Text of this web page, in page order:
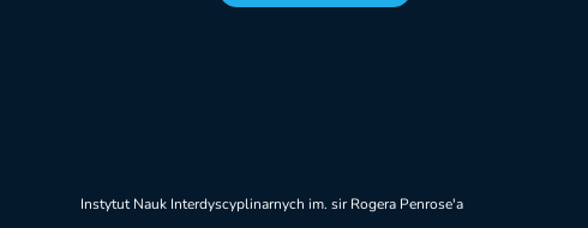
Instytut Nauk Interdyscyplinarnych im. sir Rogera Penrose'a